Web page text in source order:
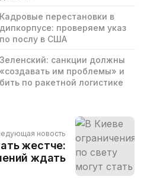
Кадровые перестановки в
дипкорпусе: проверяем указ
по послу в США
Зеленский: санкции должны
«создавать им проблемы» и
бить по ракетной логистике
новость
жестче:
ждать